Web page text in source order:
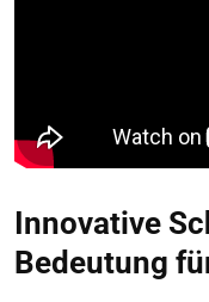
Innovative
Bedeutung